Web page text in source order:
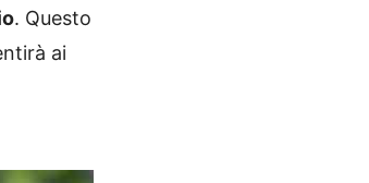
. Questo
ai